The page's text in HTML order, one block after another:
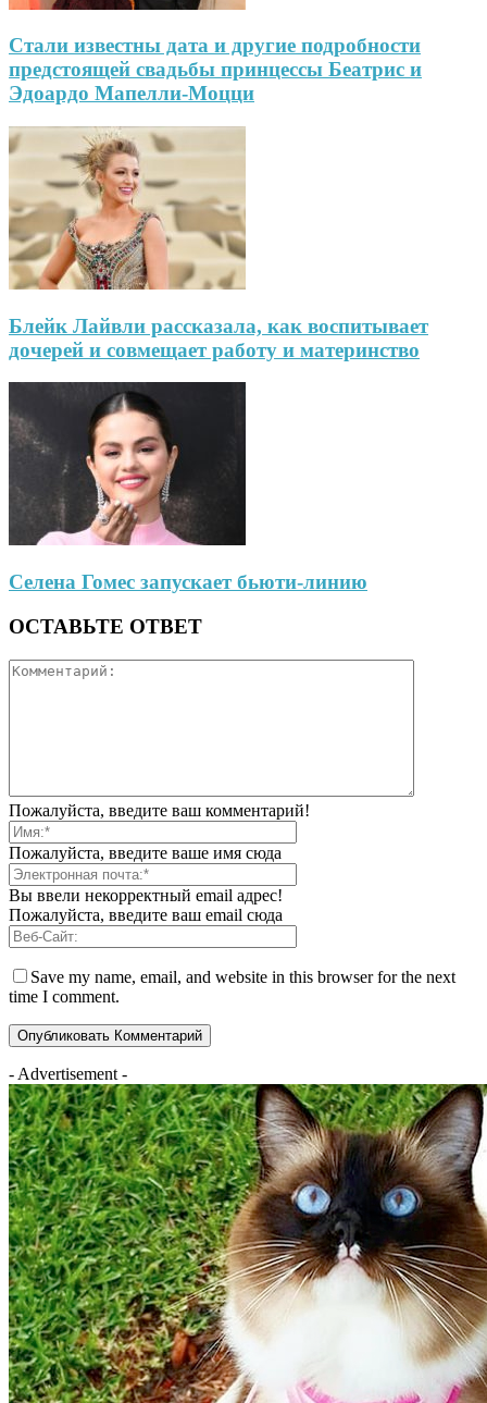
Стали известны дата и другие подробности
предстоящей свадьбы принцессы Беатрис и
Эдоардо Мапелли-Моцци
Блейк Лайвли рассказала, как воспитывает
дочерей и совмещает работу и материнство
Селена Гомес запускает бьюти-линию
ОСТАВЬТЕ ОТВЕТ
Пожалуйста, введите ваш комментарий!
Пожалуйста, введите ваше имя сюда
Вы ввели некорректный email адрес!
Пожалуйста, введите ваш email сюда
Save my name, email, and website in this browser for the next
time I comment.
- Advertisement -